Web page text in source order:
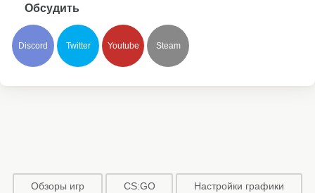
Обсудить
Discord Twitter Youtube Steam
Обзоры игр CS:GO Настройки графики